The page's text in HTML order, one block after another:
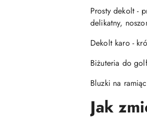
Prosty dekolt -
delikatny,
Dekolt karo -
Biżuteria do
Bluzki na
Jak